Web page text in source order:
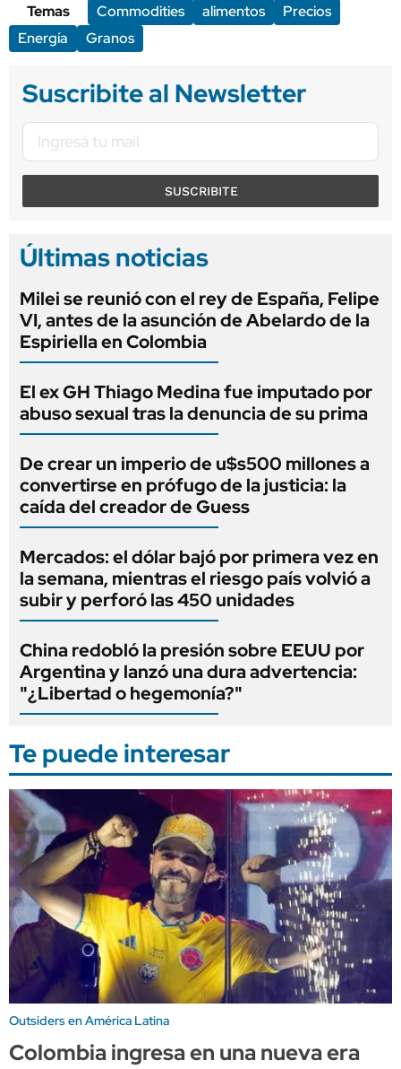
Temas
Commodities alimentos
Precios
Energía
Granos
Suscribite al Newsletter
SUSCRIBITE
Últimas noticias
Milei se reunió con el rey de España, Felipe
VI, antes de la asunción de Abelardo de la
Espiriella en Colombia
El ex GH Thiago Medina fue imputado por
abuso sexual tras la denuncia de su prima
De crear un imperio de u$s500 millones a
convertirse en prófugo de la justicia: la
caída del creador de Guess
Mercados: el dólar bajó por primera vez en
la semana, mientras el riesgo país volvió a
subir y perforó las 450 unidades
China redobló la presión sobre EEUU por
Argentina y lanzó una dura advertencia:
"¿Libertad o hegemonía?"
Te puede interesar
Outsiders en América Latina
Colombia ingresa en una nueva era